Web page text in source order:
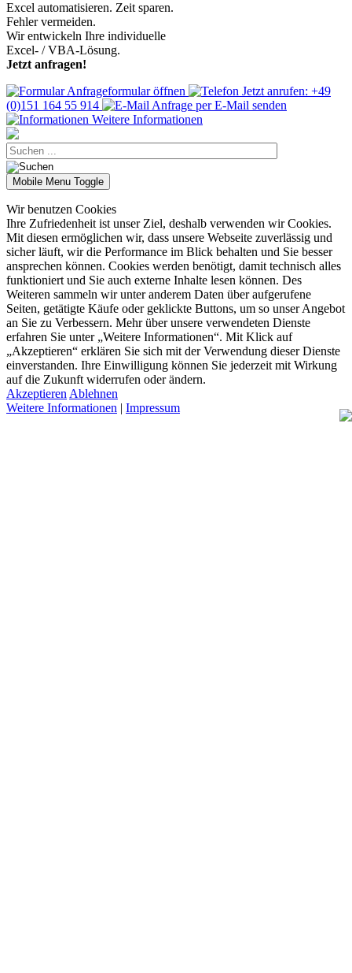
Excel automatisieren. Zeit sparen.
Fehler vermeiden.
Wir entwickeln Ihre individuelle
Excel- / VBA-Lösung.
Jetzt anfragen!
Anfrageformular öffnen
Jetzt anrufen: +49
(0)151 164 55 914
Anfrage per E-Mail senden
Weitere Informationen
Mobile Menu Toggle
Wir benutzen Cookies
Ihre Zufriedenheit ist unser Ziel, deshalb verwenden wir Cookies.
Mit diesen ermöglichen wir, dass unsere Webseite zuverlässig und
sicher läuft, wir die Performance im Blick behalten und Sie besser
ansprechen können. Cookies werden benötigt, damit technisch alles
funktioniert und Sie auch externe Inhalte lesen können. Des
Weiteren sammeln wir unter anderem Daten über aufgerufene
Seiten, getätigte Käufe oder geklickte Buttons, um so unser Angebot
an Sie zu Verbessern. Mehr über unsere verwendeten Dienste
erfahren Sie unter „Weitere Informationen“. Mit Klick auf
„Akzeptieren“ erklären Sie sich mit der Verwendung dieser Dienste
einverstanden. Ihre Einwilligung können Sie jederzeit mit Wirkung
auf die Zukunft widerrufen oder ändern.
Akzeptieren Ablehnen
Weitere Informationen | Impressum